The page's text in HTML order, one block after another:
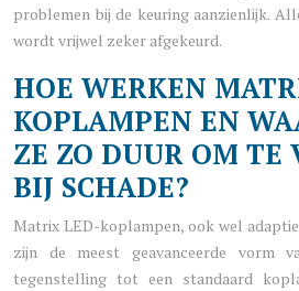
problemen bij de keuring aanzienlijk.
wordt vrijwel zeker afgekeurd.
HOE WERKEN
KOPLAMPEN EN
ZE ZO DUUR OM TE
BIJ SCHADE?
Matrix LED-koplampen, ook wel
zijn de meest geavanceerde vorm
tegenstelling tot een standaard